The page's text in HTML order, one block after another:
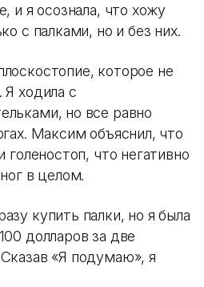
и я осознала, что хожу
с палками, но и без них.
которое не
Я ходила с
но все равно
Максим объяснил, что
голеностоп, что негативно
в целом.
купить палки, но я была
долларов за две
«Я подумаю», я